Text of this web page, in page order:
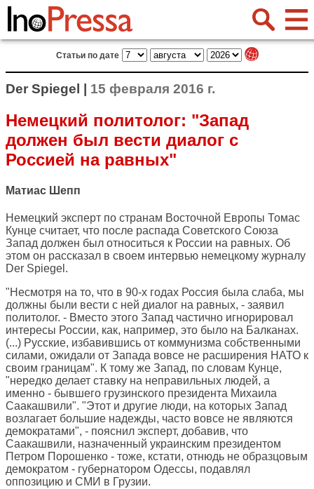
Статьи по дате
Der Spiegel | 15 февраля 2016 г.
Немецкий политолог: "Запад
должен был вести диалог с
Россией на равных"
Матиас Шепп
Немецкий эксперт по странам Восточной Европы Томас
Кунце считает, что после распада Советского Союза
Запад должен был относиться к России на равных. Об
этом он рассказал в своем интервью немецкому журналу
Der Spiegel .
"Несмотря на то, что в 90-х годах Россия была слаба, мы
должны были вести с ней диалог на равных, - заявил
политолог. - Вместо этого Запад частично игнорировал
интересы России, как, например, это было на Балканах.
(...) Русские, избавившись от коммунизма собственными
силами, ожидали от Запада вовсе не расширения НАТО к
своим границам". К тому же Запад, по словам Кунце,
"нередко делает ставку на неправильных людей, а
именно - бывшего грузинского президента Михаила
Саакашвили". "Этот и другие люди, на которых Запад
возлагает большие надежды, часто вовсе не являются
демократами", - пояснил эксперт, добавив, что
Саакашвили, назначенный украинским президентом
Петром Порошенко - тоже, кстати, отнюдь не образцовым
демократом - губернатором Одессы, подавлял
оппозицию и СМИ в Грузии.